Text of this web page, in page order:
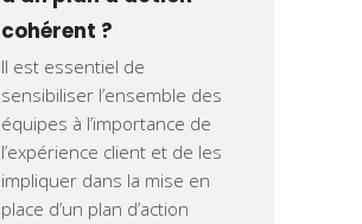
cohérent ?
Il est essentiel de
sensibiliser l’ensemble des
équipes à l’importance de
l’expérience client et de les
impliquer dans la mise en
place d’un plan d’action